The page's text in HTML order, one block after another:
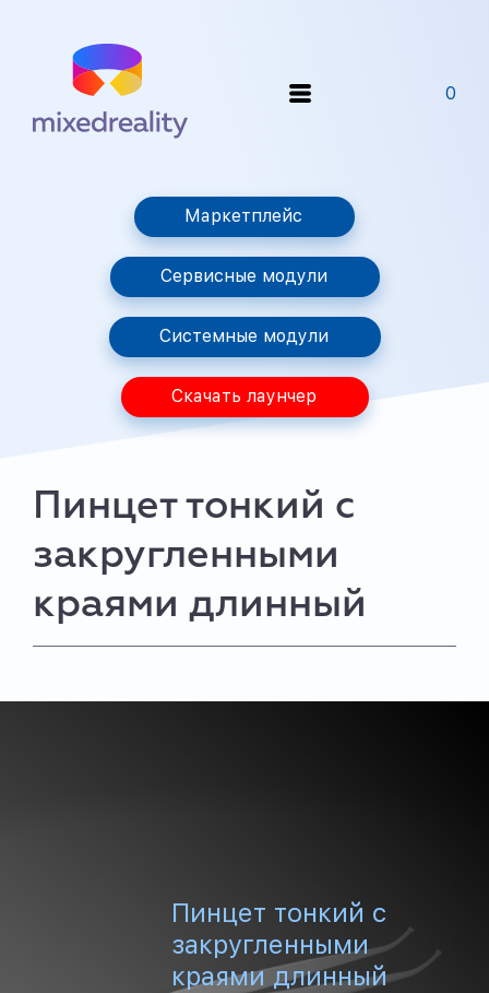
0
Маркетплейс
Сервисные модули
Системные модули
Скачать лаунчер
Пинцет тонкий с
закругленными
краями длинный
Пинцет тонкий с
закругленными
краями длинный